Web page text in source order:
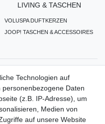
LIVING & TASCHEN
VOLUSPA DUFTKERZEN
JOOP! TASCHEN & ACCESSOIRES
MIT
Technologien auf
Daten
(z.B. IP-Adresse), um
Medien von
auf unsere Website